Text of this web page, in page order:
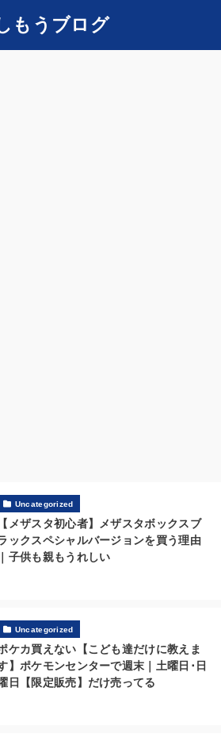
もうブログ
Uncategorized
【メザスタ初心者】メザスタボックスブ
ックスペシャルバージョンを買う理由
｜子供も親もうれしい
Uncategorized
ケカ買えない【こども達だけに教えま
】ポケモンセンターで週末｜土曜日･日
日【限定販売】だけ売ってる